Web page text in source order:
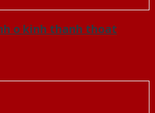
o kinh thanh thoat